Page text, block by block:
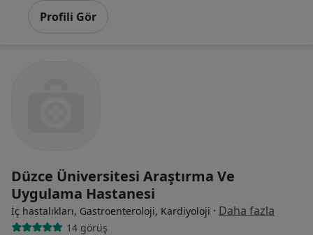
Profili Gör
Düzce Üniversitesi Araştırma Ve
Uygulama Hastanesi
İç hastalıkları, Gastroenteroloji, Kardiyoloji · Daha fazla
14 görüş